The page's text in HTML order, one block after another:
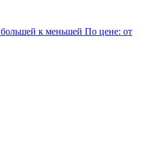
к меньшей По цене: от